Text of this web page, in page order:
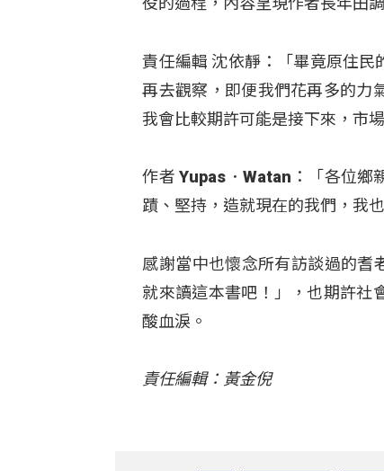
責任編輯 沈依靜：「畢竟原住民
再去觀察，即便我們花再多的力
我會比較期許可能是接下來，市
作者 Yupas．Watan：「各位鄉
蹟、堅持，造就現在的我們，我
感謝當中也懷念所有訪談過的耆
就來讀這本書吧！」，也期許社
酸血淚。
責任編輯：黃金倪